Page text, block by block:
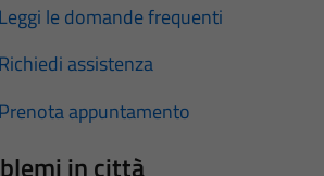
Leggi le domande frequenti
Richiedi assistenza
Prenota appuntamento
in città